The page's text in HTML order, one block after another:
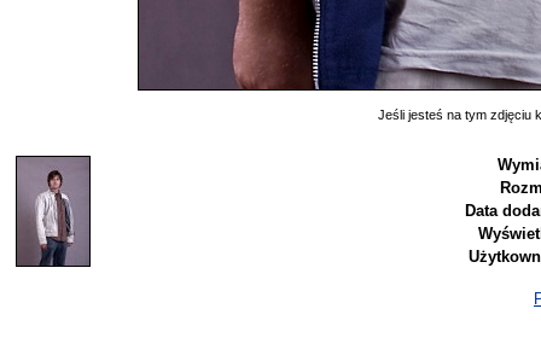
Jeśli jesteś na tym zdjęciu
Data